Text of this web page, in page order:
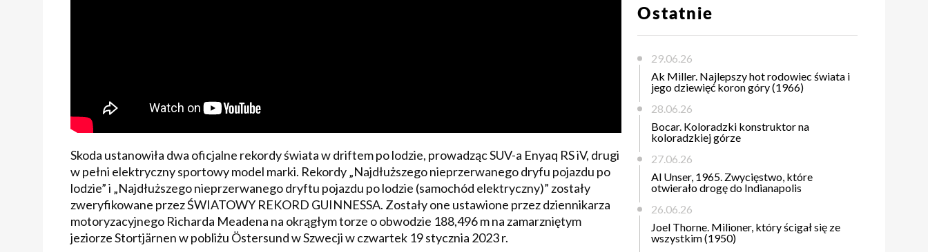
Skoda ustanowiła dwa oficjalne rekordy świata w driftem po lodzie, prowadząc SUV-a Enyaq RS iV, drugi
w pełni elektryczny sportowy model marki. Rekordy „Najdłuższego nieprzerwanego dryfu pojazdu po
lodzie” i „Najdłuższego nieprzerwanego dryftu pojazdu po lodzie (samochód elektryczny)” zostały
zweryfikowane przez ŚWIATOWY REKORD GUINNESSA. Zostały one ustawione przez dziennikarza
motoryzacyjnego Richarda Meadena na okrągłym torze o obwodzie 188,496 m na zamarzniętym
jeziorze Stortjärnen w pobliżu Östersund w Szwecji w czwartek 19 stycznia 2023 r.
Ostatnie
29.06.26
Ak Miller. Najlepszy hot rodowiec świata i
jego dziewięć koron góry (1966)
28.06.26
Bocar. Koloradzki konstruktor na
koloradzkiej górze
27.06.26
Al Unser, 1965. Zwycięstwo, które
otwierało drogę do Indianapolis
26.06.26
Joel Thorne. Milioner, który ścigał się ze
wszystkim (1950)